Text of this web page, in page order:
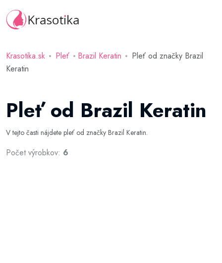
Krasotika.sk Pleť Brazil Keratin
Pleť od značky Brazil
Keratin
Pleť od Brazil Keratin
V tejto časti nájdete pleť od značky Brazil Keratin.
Počet výrobkov: 6